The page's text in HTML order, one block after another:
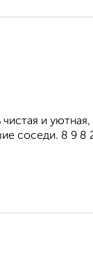
и
соседи. 8 9 8